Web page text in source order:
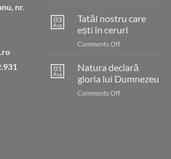
nr.
03
Aug
Tatăl nostru care
ești în ceruri
Comments Offon
nostru
ești
în
01
Aug
Natura declară
gloria lui Dumnezeu
Comments Offon